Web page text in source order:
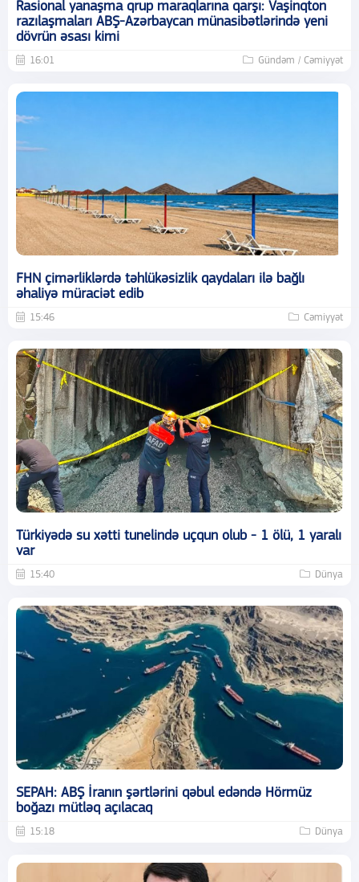
Rasional yanaşma qrup maraqlarına qarşı: Vaşinqton
razılaşmaları ABŞ-Azərbaycan münasibətlərində yeni
dövrün əsası kimi
16:01 Gündəm / Cəmiyyət
FHN çimərliklərdə təhlükəsizlik qaydaları ilə bağlı
əhaliyə müraciət edib
15:46 Cəmiyyət
Türkiyədə su xətti tunelində uçqun olub - 1 ölü, 1 yaralı
var
15:40 Dünya
SEPAH: ABŞ İranın şərtlərini qəbul edəndə Hörmüz
boğazı mütləq açılacaq
15:18 Dünya